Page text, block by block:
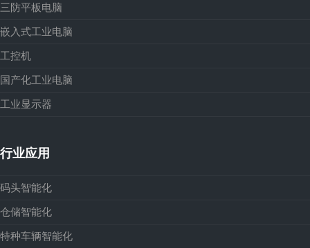
三防平板电脑
嵌入式工业电脑
工控机
国产化工业电脑
工业显示器
行业应用
码头智能化
仓储智能化
特种车辆智能化